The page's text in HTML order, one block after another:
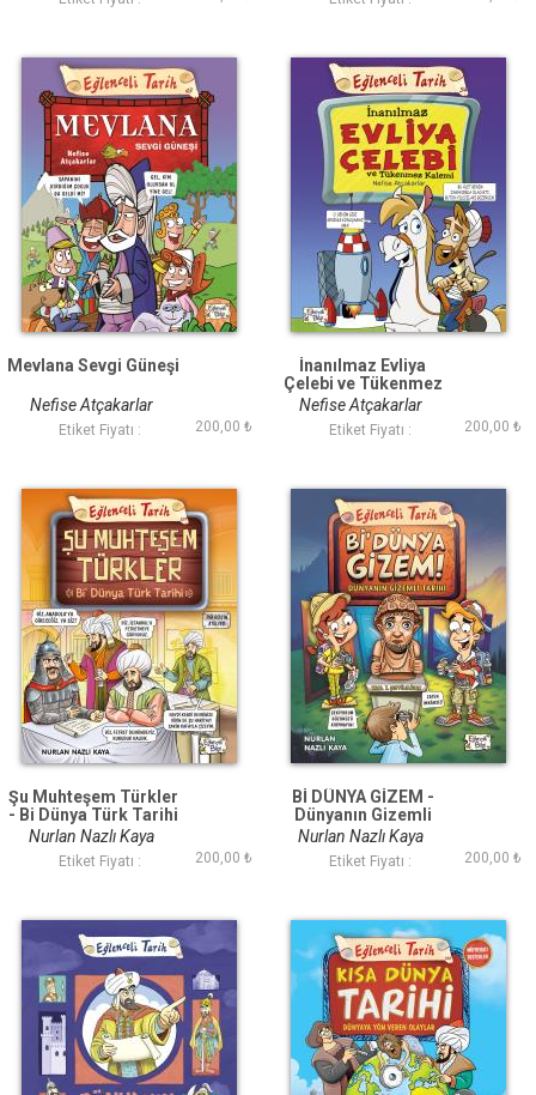
Mevlana Sevgi Güneşi
Nefise Atçakarlar
Etiket Fiyatı : 200,00 ₺
İnanılmaz Evliya
Çelebi ve Tükenmez
Kalemi
Nefise Atçakarlar
Etiket Fiyatı : 200,00 ₺
Şu Muhteşem Türkler
- Bi Dünya Türk Tarihi
Nurlan Nazlı Kaya
Etiket Fiyatı : 200,00 ₺
Bİ DÜNYA GİZEM -
Dünyanın Gizemli
Tarihi
Nurlan Nazlı Kaya
Etiket Fiyatı : 200,00 ₺